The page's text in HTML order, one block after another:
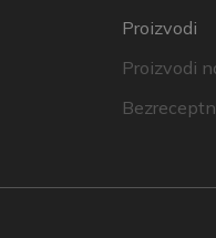
Proizvodi
Proizvodi